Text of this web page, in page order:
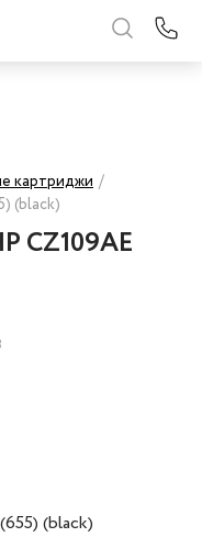
картриджи /
(black)
CZ109AE
(black)